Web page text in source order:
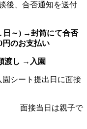
後、合否通知を送付
日～) →封筒にて合否
のお支払い
し →入園
園シート提出日に面接
親子で